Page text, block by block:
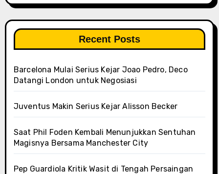
Recent Posts
Barcelona Mulai Serius Kejar Joao Pedro, Deco
Datangi London untuk Negosiasi
Juventus Makin Serius Kejar Alisson Becker
Saat Phil Foden Kembali Menunjukkan Sentuhan
Magisnya Bersama Manchester City
Pep Guardiola Kritik Wasit di Tengah Persaingan